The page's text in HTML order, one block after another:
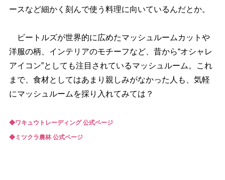
ースなど細かく刻んで使う料理に向いているんだとか。
ビートルズが世界的に広めたマッシュルームカット
洋服の柄、インテリアのモチーフなど、昔から“オシャレ
アイコン”としても注目されているマッシュルーム。これ
まで、食材としてはあまり親しみがなかった人も、気軽
にマッシュルームを採り入れてみては？
◆ワキュウトレーディング 公式ページ
◆ミツクラ農林 公式ページ